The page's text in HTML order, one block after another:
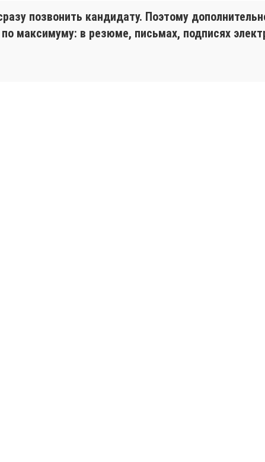
позвонить кандидату. Поэтому
максимуму: в резюме, письмах, подписях